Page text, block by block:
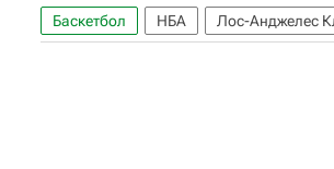
Баскетбол НБА Лос-Анджелес